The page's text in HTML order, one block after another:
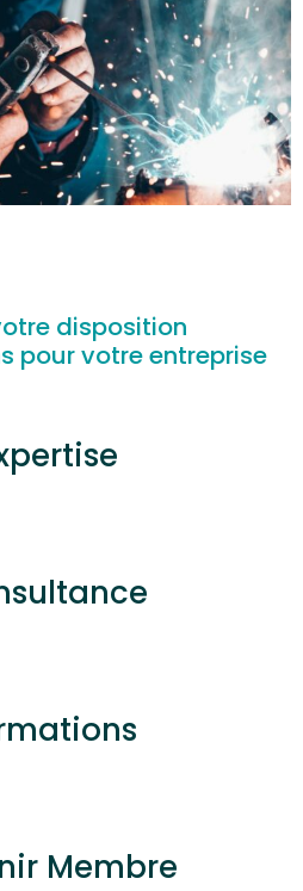
disposition
pour votre entreprise
Membre